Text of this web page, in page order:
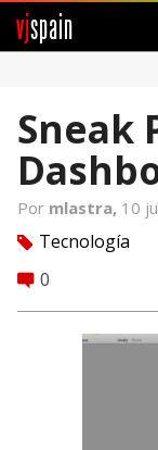
vjspain
Foros
Noticias
Vjspain
Ayuda
Contacto
Sneak
Por mlastra, 10
tag Tecnología
comment 0